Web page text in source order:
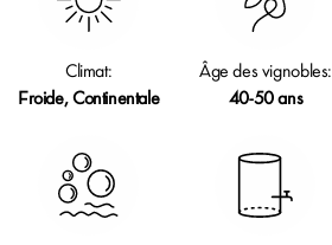
Climat:
Froide, Continentale
Âge des vignobles:
40-50 ans